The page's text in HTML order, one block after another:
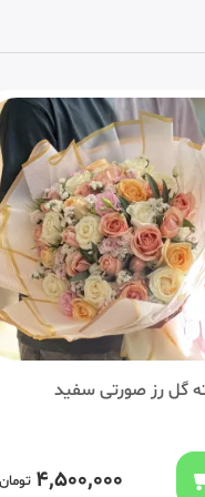
گل بزرگ کاغذ مشکی رز
9,000,000 تومان